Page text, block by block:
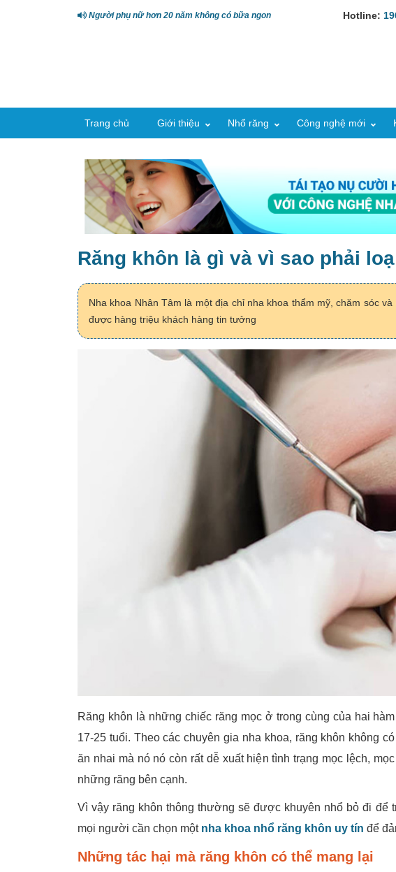
Người phụ nữ hơn 20 năm không có bữa ngon Hotline:
Trang chủ Giới thiệu Nhổ răng Công nghệ mới
Răng khôn là gì và vì sao phải
Nha khoa Nhân Tâm là một địa chỉ nha khoa thẩm mỹ, chăm sóc
được hàng triệu khách hàng tin tưởng
Răng khôn là những chiếc răng mọc ở trong cùng của hai
17-25 tuổi. Theo các chuyên gia nha khoa, răng khôn không
ăn nhai mà nó nó còn rất dễ xuất hiện tình trạng mọc lệch,
những răng bên cạnh.
Vì vậy răng khôn thông thường sẽ được khuyên nhổ bỏ đi để
mọi người cần chọn một nha khoa nhổ răng khôn uy tín để
Những tác hại mà răng khôn có thể mang lại